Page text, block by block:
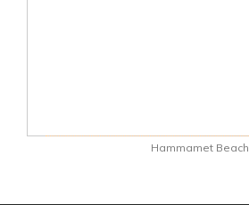
Hammamet Beach